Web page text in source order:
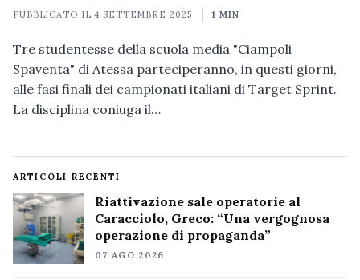
PUBBLICATO IL4 SETTEMBRE 2025 1 MIN
Tre studentesse della scuola media "Ciampoli
Spaventa" di Atessa parteciperanno, in questi giorni,
alle fasi finali dei campionati italiani di Target Sprint.
La disciplina coniuga il…
ARTICOLI RECENTI
Riattivazione sale operatorie al
Caracciolo, Greco: “Una vergognosa
operazione di propaganda”
07 AGO 2026